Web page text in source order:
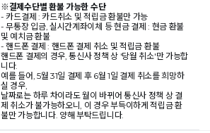
※결제수단별 환불 가능한 수단
- 카드결제 : 카드취소 및 적립금 환불만 가능
- 무통장 입금, 실시간계좌이체 등 현금 결제 : 현금 환불
및 예치금 환불
- 핸드폰 결제 : 핸드폰 결제 취소 및 적립금 환불
핸드폰 결제의 경우, 통신사 정책 상 '당월 취소'만 가능합
니다.
예를 들어, 5월 31일 결제 후 6월 1일 결제 취소를 희망하
실 경우,
날짜로는 하루 차이라도 월이 바뀌어 통신사 정책 상 결
제 취소가 불가능하오니, 이 경우 부득이하게 적립금 환
불만 가능합니다. 양해 부탁드립니다.